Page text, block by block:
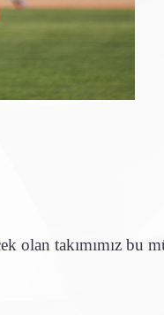
olan takımımız bu